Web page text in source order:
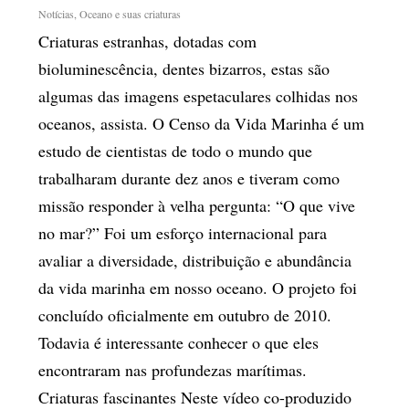
Notícias ,Oceano e suas criaturas
Criaturas estranhas, dotadas com
bioluminescência, dentes bizarros, estas são
algumas das imagens espetaculares colhidas nos
oceanos, assista. O Censo da Vida Marinha é um
estudo de cientistas de todo o mundo que
trabalharam durante dez anos e tiveram como
missão responder à velha pergunta: “O que vive
no mar?” Foi um esforço internacional para
avaliar a diversidade, distribuição e abundância
da vida marinha em nosso oceano. O projeto foi
concluído oficialmente em outubro de 2010.
Todavia é interessante conhecer o que eles
encontraram nas profundezas marítimas.
Criaturas fascinantes Neste vídeo co-produzido